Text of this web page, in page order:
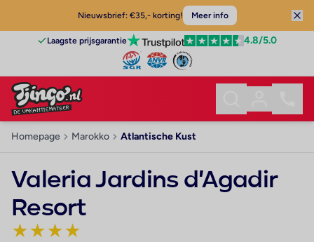
Nieuwsbrief: €35,- korting! Meer info
Laagste prijsgarantie 4.8/5.0
Homepage Marokko Atlantische Kust
Valeria Jardins d'Agadir
Resort
★★★★